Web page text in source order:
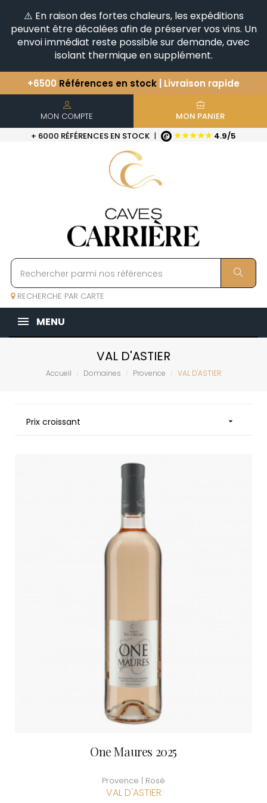
⚠️ En raison des fortes chaleurs, les expéditions
peuvent être décalées afin de préserver vos vins. Un
envoi immédiat reste possible sur demande, avec
isolant thermique en supplément.
+6500Références en stock| Livraison rapide
Vous avez une question ?
+33(0)345812020
Découvrez notre sélectiond'Horizontales & Verticales
MON COMPTE
MON PANIER
+ 6000 RÉFÉRENCES EN STOCK | ★★★★★ 4.9/5
RECHERCHE PAR CARTE
MENU
VAL D'ASTIER
Accueil Domaines Provence VAL D'ASTIER
Prix croissant 
One Maures 2025
Provence | Rosé
VAL D'ASTIER